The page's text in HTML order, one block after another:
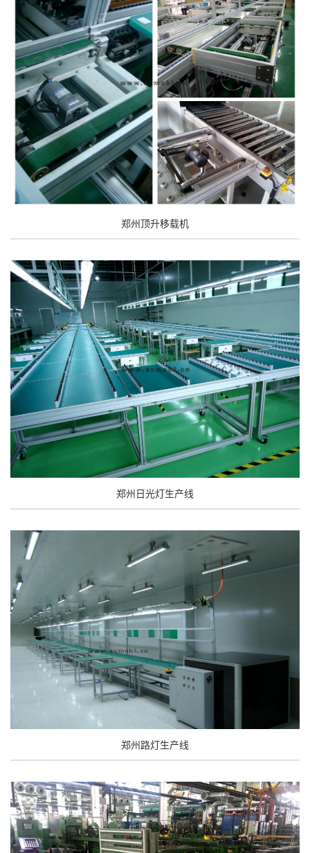
郑州顶升移载机
郑州日光灯生产线
郑州路灯生产线